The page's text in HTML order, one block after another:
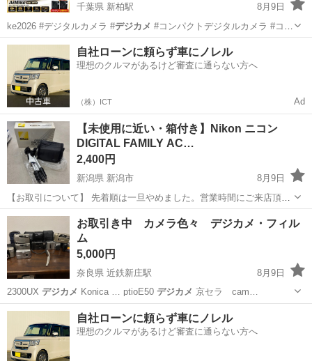
千葉県 新柏駅
8月9日
ke2026 #デジタルカメラ #デジカメ #コンパクトデジタルカメラ #コ
ン…
千葉 柏市 新柏駅 カメラ
自社ローンに頼らず車にノレル
理想のクルマがあるけど審査に通らない方へ
（株）ICT Ad
【未使用に近い・箱付き】Nikon ニコン
DIGITAL FAMILY AC…
2,400円
新潟県 新潟市
8月9日
【お取引について】 先着順は一旦やめました。営業時間にご来店頂
き、引取者が決まっていなければ、その場で購入も可能です。 ご不明
な点がありましたら連絡ください。 【お渡し場所】 ニイガタベース
新潟市中央区西馬越7-18 （...
新潟 新潟市 カメラ
お取引き中 カメラ色々 デジカメ・フィル
ム
5,000円
奈良県 近鉄新庄駅
8月9日
2300UX デジカメ Konica … ptioE50 デジカメ 京セラ cam…
奈良 葛城市 近鉄新庄駅 カメラ
自社ローンに頼らず車にノレル
理想のクルマがあるけど審査に通らない方へ